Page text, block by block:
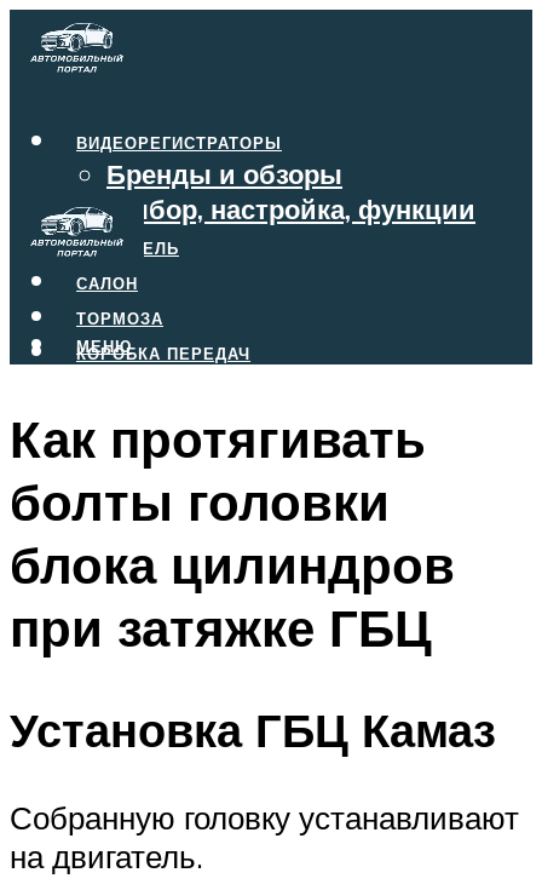
ВИДЕОРЕГИСТРАТОРЫ
Бренды и обзоры
Выбор, настройка, функции
ДВИГАТЕЛЬ
САЛОН
ТОРМОЗА
КОРОБКА ПЕРЕДАЧ
МЕНЮ
МЕНЮ
Как протягивать
болты головки
блока цилиндров
при затяжке ГБЦ
Установка ГБЦ Камаз
Собранную головку устанавливают
на двигатель.